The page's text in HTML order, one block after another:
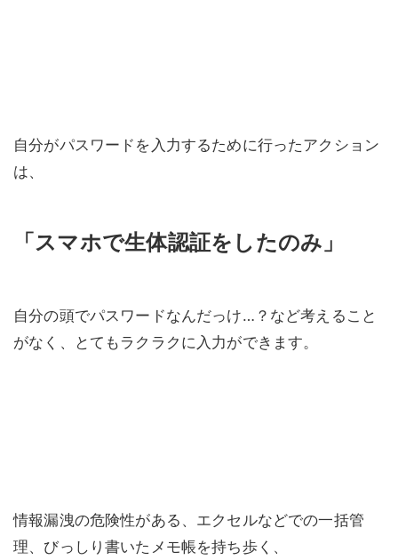
自分がパスワードを入力するために行ったアクション
は、
「スマホで生体認証をしたのみ」
自分の頭でパスワードなんだっけ…？など考えること
がなく、とてもラクラクに入力ができます。
情報漏洩の危険性がある、エクセルなどでの一括管
理、びっしり書いたメモ帳を持ち歩く、